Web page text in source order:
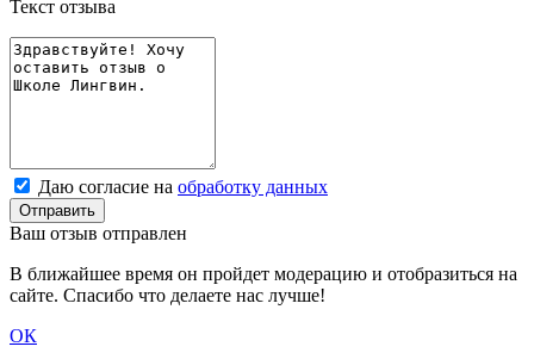
Текст отзыва
Даю согласие на обработку данных
Отправить
Ваш отзыв отправлен
В ближайшее время он пройдет модерацию и отобразиться на
сайте. Спасибо что делаете нас лучше!
ОК